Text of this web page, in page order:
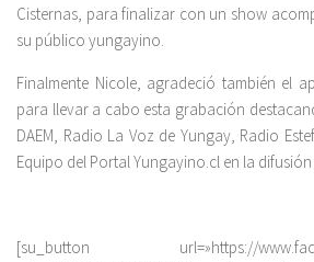
Cisternas, para finalizar con un show
su público yungayino.
Finalmente Nicole, agradeció también el
para llevar a cabo esta grabación
DAEM, Radio La Voz de Yungay, Radio
Equipo del Portal Yungayino.cl en la
[su_button url=»https://